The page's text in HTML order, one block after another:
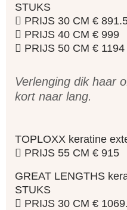
STUKS
 PRIJS 30 CM €
 PRIJS 40 CM € 999
 PRIJS 50 CM € 1194
Verlenging dik haar
kort naar lang.
TOPLOXX keratine
 PRIJS 55 CM € 915
GREAT LENGTHS
STUKS
 PRIJS 30 CM €